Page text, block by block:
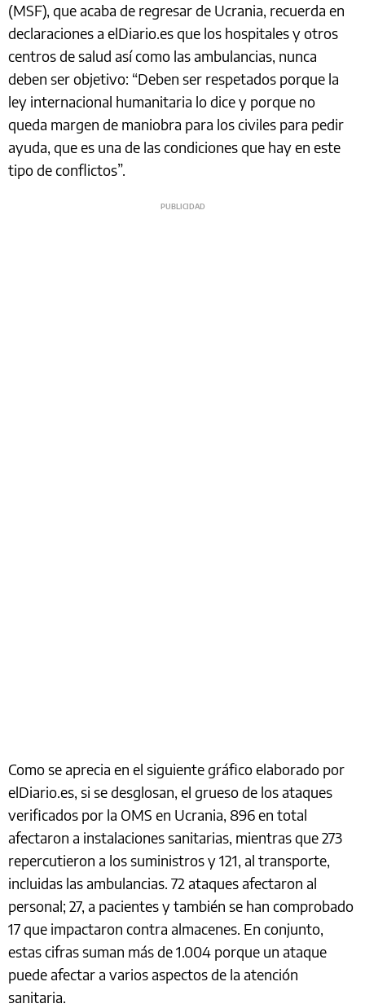
(MSF), que acaba de regresar de Ucrania, recuerda en
declaraciones a elDiario.es que los hospitales y otros
centros de salud así como las ambulancias, nunca
deben ser objetivo: “Deben ser respetados porque la
ley internacional humanitaria lo dice y porque no
queda margen de maniobra para los civiles para pedir
ayuda, que es una de las condiciones que hay en este
tipo de conflictos”.
Como se aprecia en el siguiente gráfico elaborado por
elDiario.es, si se desglosan, el grueso de los ataques
verificados por la OMS en Ucrania, 896 en total
afectaron a instalaciones sanitarias, mientras que 273
repercutieron a los suministros y 121, al transporte,
incluidas las ambulancias. 72 ataques afectaron al
personal; 27, a pacientes y también se han comprobado
17 que impactaron contra almacenes. En conjunto,
estas cifras suman más de 1.004 porque un ataque
puede afectar a varios aspectos de la atención
sanitaria.